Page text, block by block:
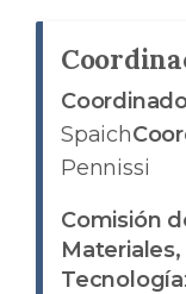
Spaich
Pennissi
Comisión
Tecnología